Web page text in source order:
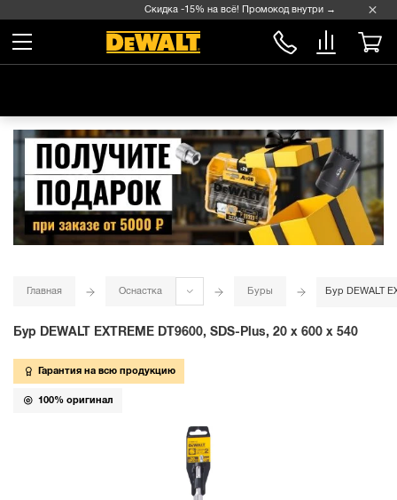
Скидка -15% на всё! Промокод внутри →
Главная Оснастка Буры Бур DEWALT
Бур DEWALT EXTREME DT9600, SDS-Plus, 20 x 600 x 540
Гарантия на всю продукцию
100% оригинал